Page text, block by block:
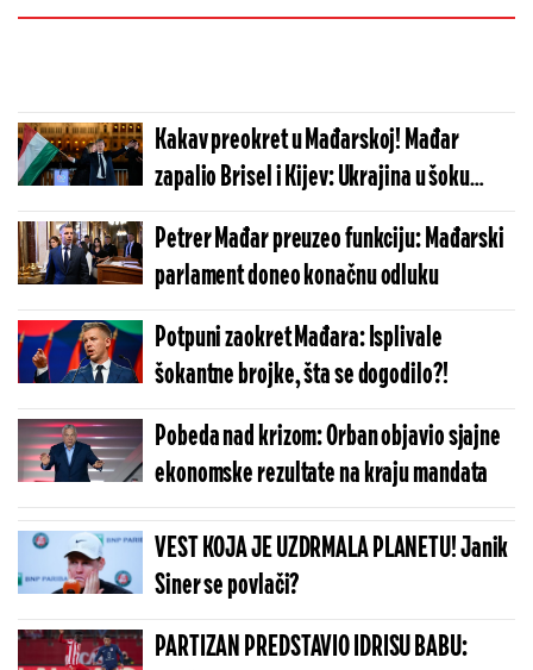
Kakav preokret u Mađarskoj! Mađar
zapalio Brisel i Kijev: Ukrajina u šoku
nakon odluke novih mađarskih vlasti
Petrer Mađar preuzeo funkciju: Mađarski
parlament doneo konačnu odluku
Potpuni zaokret Mađara: Isplivale
šokantne brojke, šta se dogodilo?!
Pobeda nad krizom: Orban objavio sjajne
ekonomske rezultate na kraju mandata
VEST KOJA JE UZDRMALA PLANETU! Janik
Siner se povlači?
PARTIZAN PREDSTAVIO IDRISU BABU: